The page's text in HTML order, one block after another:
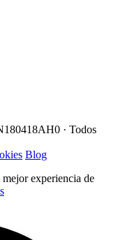
· Todos
Blog
experiencia de